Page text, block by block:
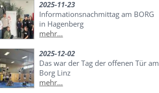
2025-11-23
Informationsnachmittag am BORG
in Hagenberg
mehr...
2025-12-02
Das war der Tag der offenen Tür am
Borg Linz
mehr...